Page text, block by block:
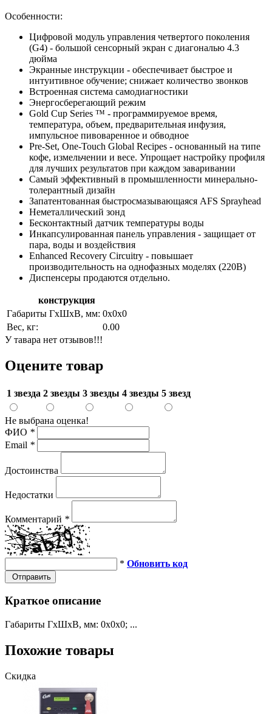
Особенности:
Цифровой модуль управления четвертого поколения
(G4) - большой сенсорный экран с диагональю 4.3
дюйма
Экранные инструкции - обеспечивает быстрое и
интуитивное обучение; снижает количество звонков
Встроенная система самодиагностики
Энергосберегающий режим
Gold Cup Series ™ - программируемое время,
температура, объем, предварительная инфузия,
импульсное пивоваренное и обводное
Pre-Set, One-Touch Global Recipes - основанный на типе
кофе, измельчении и весе. Упрощает настройку профиля
для лучших результатов при каждом заваривании
Самый эффективный в промышленности минерально-
толерантный дизайн
Запатентованная быстросмазывающаяся AFS Sprayhead
Неметаллический зонд
Бесконтактный датчик температуры воды
Инкапсулированная панель управления - защищает от
пара, воды и воздействия
Enhanced Recovery Circuitry - повышает
производительность на однофазных моделях (220В)
Диспенсеры продаются отдельно.
конструкция
Габариты ГхШхВ, мм: 0х0х0
Вес, кг:
0.00
У тавара нет отзывов!!!
Оцените товар
1 звезда 2 звезды 3 звезды 4 звезды 5 звезд
Не выбрана оценка!
ФИО *
Email *
Достоинства
Недостатки
Комментарий *
* Обновить код
Отправить
Краткое описание
Габариты ГхШхВ, мм: 0х0х0; ...
Похожие товары
Скидка